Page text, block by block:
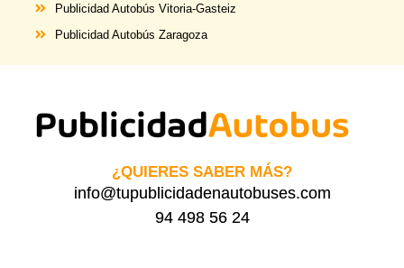
Publicidad Autobús Vitoria-Gasteiz
Publicidad Autobús Zaragoza
¿QUIERES SABER MÁS?
info@tupublicidadenautobuses.com
94 498 56 24